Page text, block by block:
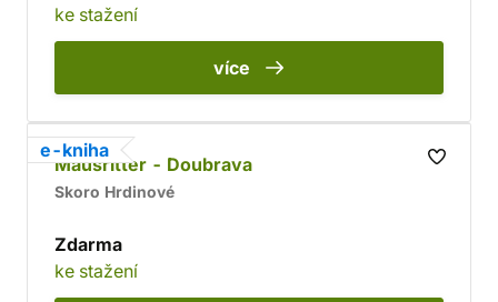
ke stažení
více
e-kniha
Mausritter - Doubrava
Skoro Hrdinové
Zdarma
ke stažení